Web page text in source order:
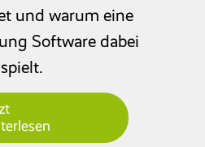
und warum eine
Software dabei